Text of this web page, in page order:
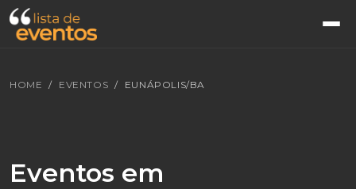
HOME EVENTOS EUNÁPOLIS/BA
Eventos em